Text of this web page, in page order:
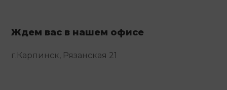
Ждем вас в нашем офисе
г.Карпинск, Рязанская 21